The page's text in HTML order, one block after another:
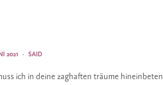
SAID
·
2021
ich in deine zaghaften träume hineinbeten